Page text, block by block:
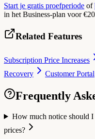
Start je gratis proefperiode of
in het Business-plan voor
Related Features
Subscription Price Increases
Recovery
Customer Portal
Frequently
How much notice should
prices?